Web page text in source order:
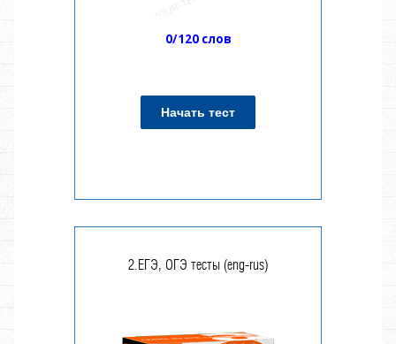
0/120 слов
Начать тест
2.ЕГЭ, ОГЭ тесты (eng-rus)